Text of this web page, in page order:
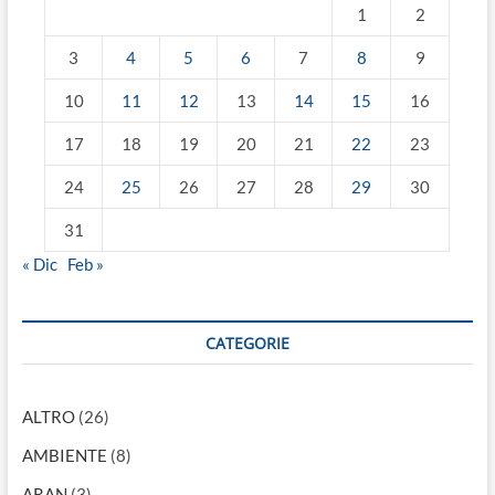
1 2
3 4 5 6 7 8 9
10 11 12 13 14 15 16
17 18 19 20 21 22 23
24 25 26 27 28 29 30
31
« Dic Feb »
CATEGORIE
ALTRO(26)
AMBIENTE (8)